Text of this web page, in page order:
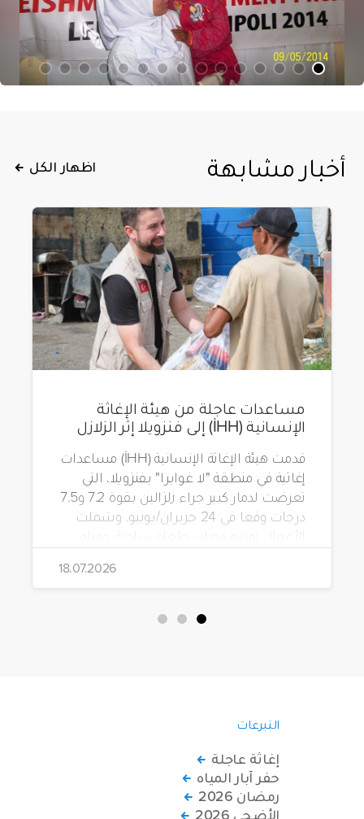
أخبار مشابهة اظهار الكل
مساعدات عاجلة من هيئة الإغاثة
الإنسانية (İHH) إلى فنزويلا إثر الزلازل
قدمت هيئة الإغاثة الإنسانية (İHH) مساعدات
إغاثية في منطقة "لا غوايرا" بفنزويلا، التي
تعرضت لدمار كبير جراء زلزالين بقوة 7.2 و7.5
درجات وقعا في 24 حزيران/يونيو. وشملت
شرب، وطرود غذائية، وحقائب مستلزمات
18.07.2026
التبرعات
إغاثة عاجلة
حفر آبار المياه
رمضان 2026
الأضحى 2026